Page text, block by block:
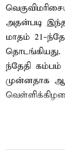
அதன்படி
மாதம் 21-
தொடங்கியது.
ந்தேதி கம்பம்
முன்னதாக